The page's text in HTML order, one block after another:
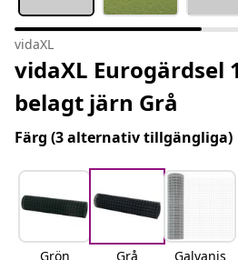
vidaXL
vidaXL Eurogärdsel
belagt järn Grå
Färg (3 alternativ tillgängliga)
Grön Grå
Galvanis